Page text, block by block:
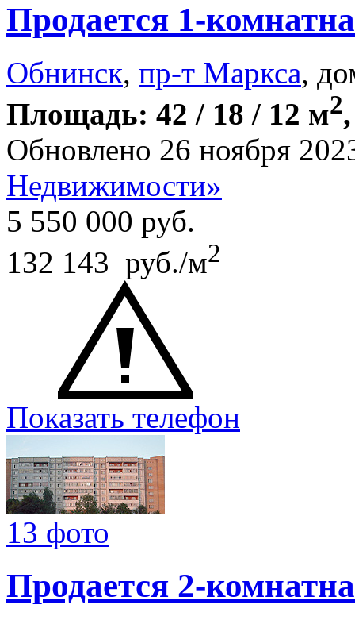
Продается 1-
Обнинск, пр-т Маркса,
Площадь: 42 / 18 / 12 м2
Обновлено 26 ноября
Недвижимости»
5 550 000 руб.
132 143 руб./м2
Показать телефон
13 фото
Продается 2-